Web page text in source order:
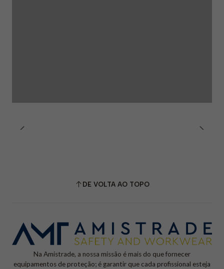
DE VOLTA AO TOPO
Na Amistrade, a nossa missão é mais do que fornecer
equipamentos de proteção; é garantir que cada profissional esteja